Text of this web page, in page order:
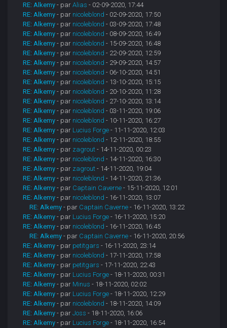
RE: Alkemy - parAlias - 02-09-2020, 17:44
RE: Alkemy - par nicoleblond - 02-09-2020, 17:50
RE: Alkemy - par nicoleblond - 03-09-2020, 17:48
RE: Alkemy - par nicoleblond - 08-09-2020, 16:49
RE: Alkemy - par nicoleblond - 15-09-2020, 16:48
RE: Alkemy - par nicoleblond - 22-09-2020, 12:59
RE: Alkemy - par nicoleblond - 29-09-2020, 14:57
RE: Alkemy - par nicoleblond - 06-10-2020, 14:51
RE: Alkemy - par nicoleblond - 13-10-2020, 15:15
RE: Alkemy - par nicoleblond - 20-10-2020, 11:28
RE: Alkemy - par nicoleblond - 27-10-2020, 13:14
RE: Alkemy - par nicoleblond - 03-11-2020, 19:06
RE: Alkemy - par nicoleblond - 10-11-2020, 16:27
RE: Alkemy - par Lucius Forge - 11-11-2020, 12:03
RE: Alkemy - par nicoleblond - 12-11-2020, 18:55
RE: Alkemy - par zagrout - 14-11-2020, 00:23
RE: Alkemy - par nicoleblond - 14-11-2020, 16:30
RE: Alkemy - par zagrout - 14-11-2020, 19:04
RE: Alkemy - par nicoleblond - 14-11-2020, 21:36
RE: Alkemy - par Captain Caverne - 15-11-2020, 12:01
RE: Alkemy - par nicoleblond - 16-11-2020, 13:07
RE: Alkemy - par Captain Caverne - 16-11-2020, 13:22
RE: Alkemy - par Lucius Forge - 16-11-2020, 15:20
RE: Alkemy - par nicoleblond - 16-11-2020, 16:45
RE: Alkemy - par Captain Caverne - 16-11-2020, 20:56
RE: Alkemy - par petitgars - 16-11-2020, 23:14
RE: Alkemy - par nicoleblond - 17-11-2020, 17:58
RE: Alkemy - par petitgars - 17-11-2020, 22:43
RE: Alkemy - par Lucius Forge - 18-11-2020, 00:31
RE: Alkemy - par Minus - 18-11-2020, 02:02
RE: Alkemy - par Lucius Forge - 18-11-2020, 12:29
RE: Alkemy - par nicoleblond - 18-11-2020, 14:09
RE: Alkemy - parJoss - 18-11-2020, 16:06
RE: Alkemy - par Lucius Forge - 18-11-2020, 16:54